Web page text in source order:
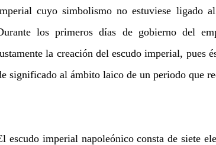
cuyo simbolismo no estuviese ligado
los primeros días de gobierno del
la creación del escudo imperial, pues
significado al ámbito laico de un periodo que
escudo imperial napoleónico consta de siete